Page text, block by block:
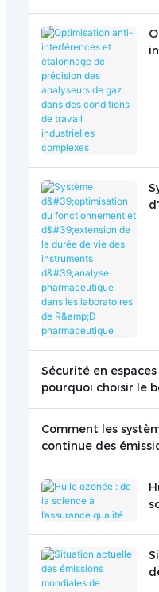
Sécurité en espaces
pourquoi choisir le
Comment les
continue des